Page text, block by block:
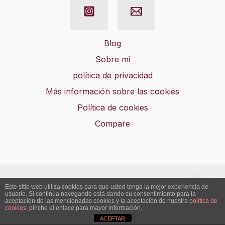
Blog
Sobre mi
política de privacidad
Más información sobre las cookies
Política de cookies
Compare
© Artesano By me
Este sitio web utiliza cookies para que usted tenga la mejor experiencia de
usuario. Si continúa navegando está dando su consentimiento para la
aceptación de las mencionadas cookies y la aceptación de nuestra política de
cookies, pinche el enlace para mayor información.
ACEPTAR